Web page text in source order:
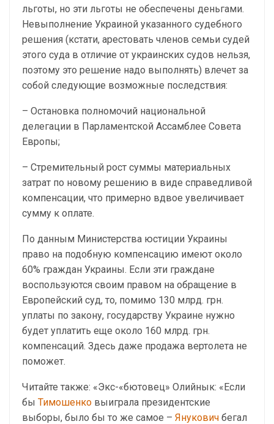
льготы, но эти льготы не обеспечены деньгами.
Невыполнение Украиной указанного судебного
решения (кстати, арестовать членов семьи судей
этого суда в отличие от украинских судов нельзя,
поэтому это решение надо выполнять) влечет за
собой следующие возможные последствия:
– Остановка полномочий национальной
делегации в Парламентской Ассамблее Совета
Европы;
– Стремительный рост суммы материальных
затрат по новому решению в виде справедливой
компенсации, что примерно вдвое увеличивает
сумму к оплате.
По данным Министерства юстиции Украины
право на подобную компенсацию имеют около
60% граждан Украины. Если эти граждане
воспользуются своим правом на обращение в
Европейский суд, то, помимо 130 млрд. грн.
уплаты по закону, государству Украине нужно
будет уплатить еще около 160 млрд. грн.
компенсаций. Здесь даже продажа вертолета не
поможет.
Читайте также: «Экс-«бютовец» Олийнык: «Если
бы Тимошенко выиграла президентские
выборы, было бы то же самое – Янукович бегал